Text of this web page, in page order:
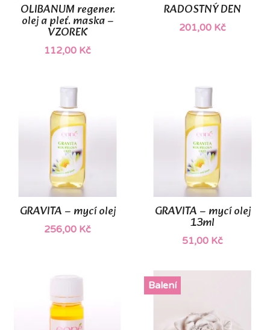
OLIBANUM regener.
olej a pleť. maska –
VZOREK
112,00 Kč
RADOSTNÝ DEN
201,00 Kč
GRAVITA – mycí olej
256,00 Kč
GRAVITA – mycí olej
13ml
51,00 Kč
Balení